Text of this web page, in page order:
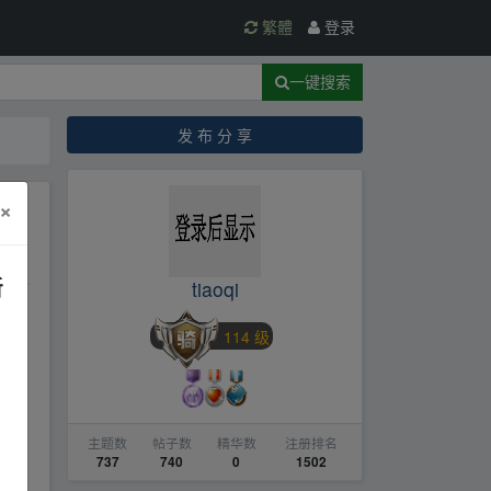
繁體 登录
一键搜索
发 布 分 享
tiaoqi
114 级
主题数
737
帖子数
740
精华数
0
注册排名
1502
×